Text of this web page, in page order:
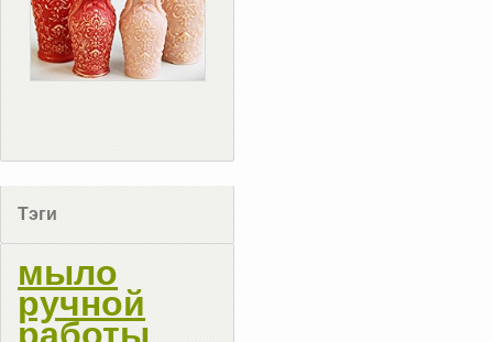
Тэги
мыло
ручной
работы